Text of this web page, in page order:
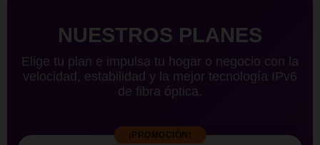
NUESTROS PLANES
Elige tu plan e impulsa tu hogar o negocio con la
velocidad, estabilidad y la mejor tecnología IPv6
de fibra óptica.
¡PROMOCIÓN!